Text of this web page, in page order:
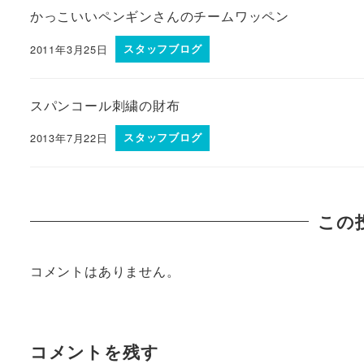
かっこいいペンギンさんのチームワッペン
2011年3月25日 スタッフブログ
スパンコール刺繍の財布
2013年7月22日 スタッフブログ
この
コメントはありません。
コメントを残す